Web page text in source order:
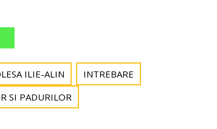
ILIE-ALIN
INTREBARE
SI PADURILOR